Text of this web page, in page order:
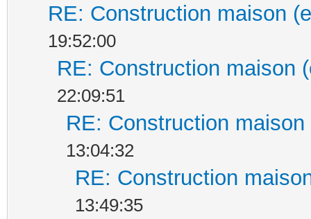
RE: Construction maison
19:52:00
RE: Construction maison
22:09:51
RE: Construction
13:04:32
RE: Construction
13:49:35